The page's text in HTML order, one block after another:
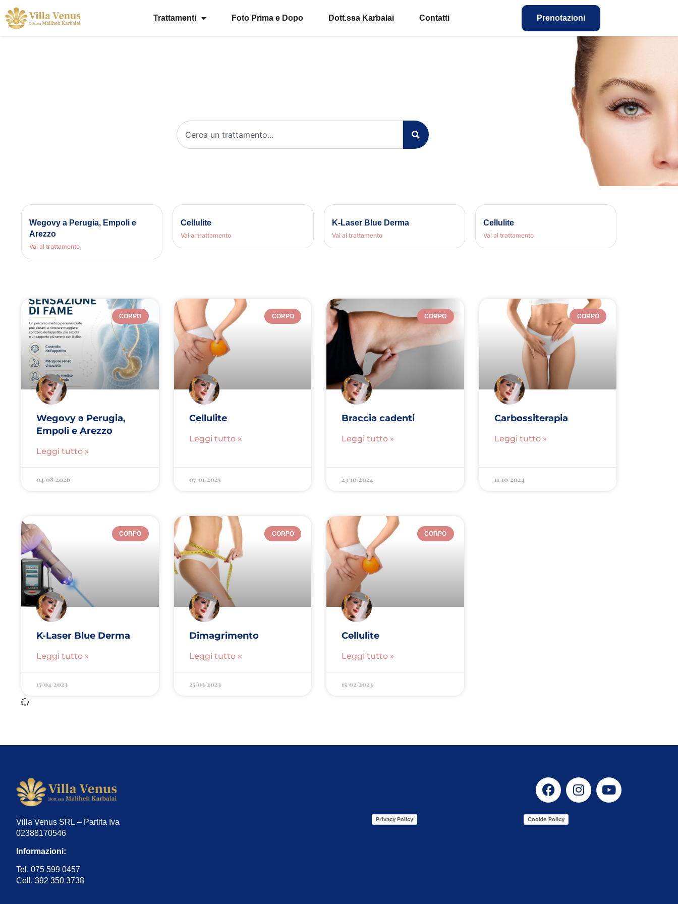
Trattamenti Foto Prima e Dopo Dott.ssa Karbalai Contatti Prenotazioni
Wegovy a Perugia, Empoli e
Arezzo
Vai al trattamento
Cellulite
Vai al trattamento
K-Laser Blue Derma
Vai al trattamento
Cellulite
Vai al trattamento
CORPO
Wegovy a Perugia,
Empoli e Arezzo
Leggi tutto »
04/08/2026
CORPO
Cellulite
Leggi tutto »
07/01/2025
CORPO
Braccia cadenti
Leggi tutto »
23/10/2024
CORPO
Carbossiterapia
Leggi tutto »
11/10/2024
CORPO
K-Laser Blue Derma
Leggi tutto »
17/04/2023
CORPO
Dimagrimento
Leggi tutto »
25/03/2023
CORPO
Cellulite
Leggi tutto »
15/02/2023
Villa Venus SRL – Partita Iva
02388170546
Informazioni:
Tel. 075 599 0457
Cell. 392 350 3738
Privacy Policy Cookie Policy